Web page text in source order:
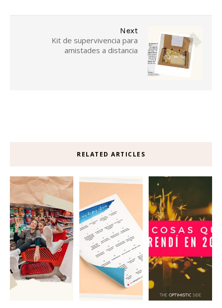
Next
Kit de supervivencia para
amistades a distancia
RELATED ARTICLES